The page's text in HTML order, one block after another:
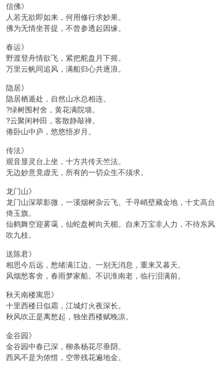
信佛》
人若无欲即如来，何用修行求妙果。
佛为无情坐菩提，不曾参透起因缘。
春运》
野渡登舟情欲飞，紧把舵盘月下摇。
万里云帆同追风，满船归心共逐浪。
隐居》
隐居栖遁处，自然山水总相连。
?绿树围村舍，黄花满院墙。
?云聚闲种田，客散静敲禅。
倦卧山中庐，悠悠悟岁月。
传法》
观音显灵台上坐，十方共传天竺法。
无边妙意竟虚无，所有的一切众生不须求。
龙门山》
龙门山深翠影微，一溪烟树杂云飞。千寻峭壁藏金地，十丈高台
倚玉旗。
仙鹤舞空迎雾霭，仙蛇盘树向天楣。自来万宝非人力，不待东风
吹九枝。
送陈君》
相思今后远，愁绪满江边。一别无消息，重来又暮天。
风烟愁客舍，春雨梦家船。不识淮南老，临行泪满前。
秋天南楼寓思》
十里西楼日似霜，江城灯火夜深长。
秋风吹正是离愁起，独坐西楼赋晚凉。
金谷园》
金谷园中春已深，柳条杨花尽垂阴。
西风不是为侬惜，空带残花遍地金。